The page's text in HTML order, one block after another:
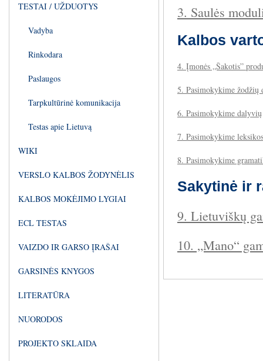
TESTAI / UŽDUOTYS
Vadyba
Rinkodara
Paslaugos
Tarpkultūrinė komunikacija
Testas apie Lietuvą
WIKI
VERSLO KALBOS ŽODYNĖLIS
KALBOS MOKĖJIMO LYGIAI
ECL TESTAS
VAIZDO IR GARSO ĮRAŠAI
GARSINĖS KNYGOS
LITERATŪRA
NUORODOS
PROJEKTO SKLAIDA
3. Saulės
Kalbos
4. Įmonės „Šakotis”
5. Pasimokykime žodžių
6. Pasimokykime dalyvių
7. Pasimokykime leksikos
8. Pasimokykime
Sakytinė ir
9. Lietuviškų
10. „Mano“